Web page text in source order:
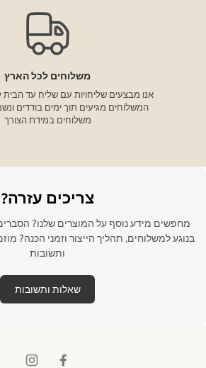
משלוחים לכל הארץ
אנו מבצעים שליחויות עם שליח עד
המשלוחים מגיעים תוך ימים בודדים
משלוחים במידת הצורך
צריכים עזרה?
מחפשים מידע נוסף על המוצרים שלנו?
בנוגע למשלוחים, תהליך הייצור וזמני הכנה?
ותשובות
שאלות ותשובות